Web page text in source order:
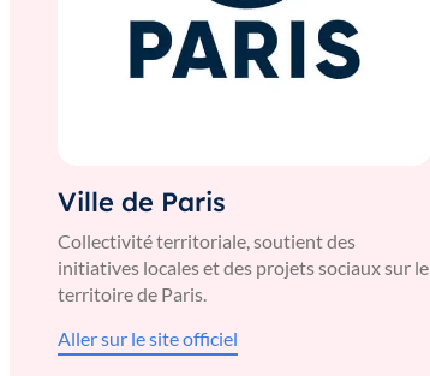
Ville de Paris
Collectivité territoriale, soutient des
initiatives locales et des projets sociaux sur le
territoire de Paris.
Aller sur le site officiel